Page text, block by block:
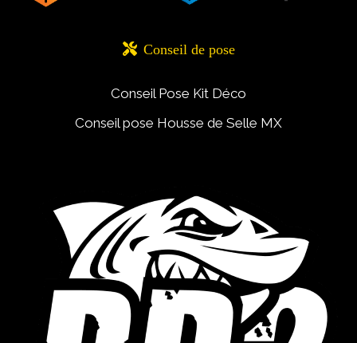
 Conseil de pose
Conseil Pose Kit Déco
Conseil pose Housse de Selle MX